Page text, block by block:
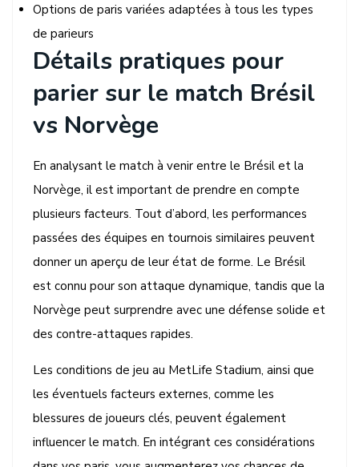
Options de paris variées adaptées à tous les types
de parieurs
Détails pratiques pour
parier sur le match Brésil
vs Norvège
En analysant le match à venir entre le Brésil et la
Norvège, il est important de prendre en compte
plusieurs facteurs. Tout d’abord, les performances
passées des équipes en tournois similaires peuvent
donner un aperçu de leur état de forme. Le Brésil
est connu pour son attaque dynamique, tandis que la
Norvège peut surprendre avec une défense solide et
des contre-attaques rapides.
Les conditions de jeu au MetLife Stadium, ainsi que
les éventuels facteurs externes, comme les
blessures de joueurs clés, peuvent également
influencer le match. En intégrant ces considérations